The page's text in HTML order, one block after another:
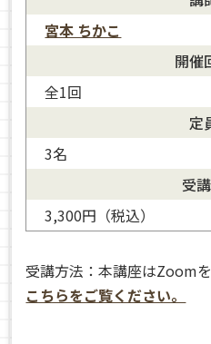
宮本 ちかこ
開催
全1回
定
3名
受
3,300円（税込）
受講方法：本講座はZoom
こちらをご覧ください。